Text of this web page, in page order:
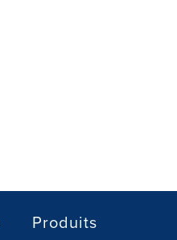
Produits